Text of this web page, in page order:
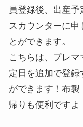
員登録後、出産
スカウンターに申
とができます。
こちらは、プレ
定日を追加で登録
ができます！布製
帰りも便利ですよ